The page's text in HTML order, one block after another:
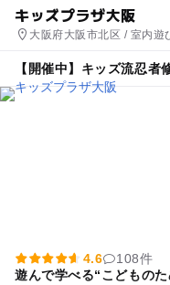
キッズプラザ大阪
大阪府大阪市北区 / 室内遊
【開催中】キッズ流忍者
4.6
108件
遊んで学べる“こどものた